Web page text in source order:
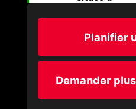
Planifier
Demander